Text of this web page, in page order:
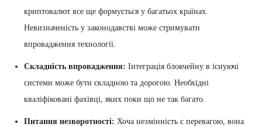
криптовалют все ще формується у багатьох країнах.
Невизначеність у законодавстві може стримувати
впровадження технології.
Складність впровадження: Інтеграція блокчейну в існуючі
системи може бути складною та дорогою. Необхідні
кваліфіковані фахівці, яких поки що не так багато.
Питання незворотності: Хоча незмінність є перевагою, вона